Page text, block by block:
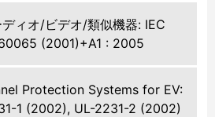
ディオ/ビデオ/類似機器: IEC
(2001)+A1 : 2005
Protection Systems for EV:
1 (2002), UL-2231-2 (2002)